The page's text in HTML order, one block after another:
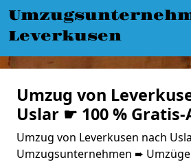
Leverkusen
Umzug von
Uslar ☛ 100 %
Umzug von Leverkusen nach
Umzugsunternehmen ➨ Umzüge